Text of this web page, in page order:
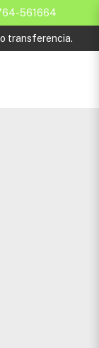
561664
transferencia.